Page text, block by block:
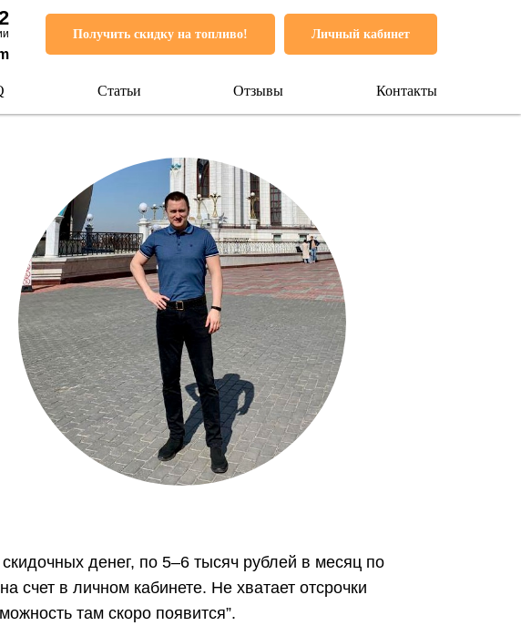
Получить скидку на топливо! Личный кабинет
Статьи Отзывы Контакты
денег, по 5–6 тысяч рублей в месяц по
счет в личном кабинете. Не хватает отсрочки
там скоро появится”.